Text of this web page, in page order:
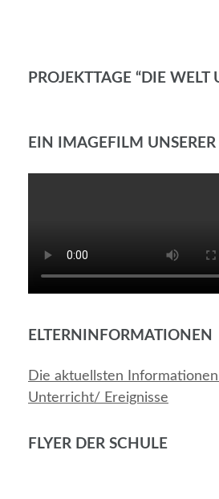
PROJEKTTAGE “DIE WELT
EIN IMAGEFILM
ELTERNINFORMATIONEN
Die aktuellsten
Unterricht/ Ereignisse
FLYER DER SCHULE